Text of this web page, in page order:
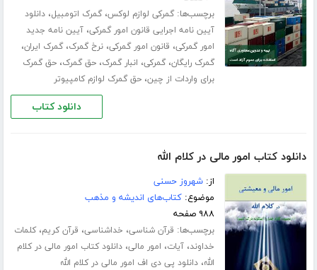
برچسب‌ها:گمرکی لوازم لوکس،گمرک اتومبیل،دانلود
آیین نامه اجرایی قانون امور گمرکی،آیین نامه جدید
امور گمرکی، قانون امور گمرکی،نرخ گمرک،گمرک ایران،
گمرک رایگان،گمرکی، انبار گمرک،حق گمرک،حق گمرک
برای واردات از چین،حق گمرک لوازم کامپیوتر
دانلود کتاب
دانلود کتاب امور مالی در کلام الله
از:شهروز حسنی
موضوع:کتاب‌های اندیشه و مذهب
۹۸۸ صفحه
برچسب‌ها: قرآن شناسی، خداشناسی، قرآن کریم،کلمات
خداوند،آیات، امور مالی،دانلود کتاب امور مالی در کلام
الله،دانلود پی دی اف امور مالی در کلام الله